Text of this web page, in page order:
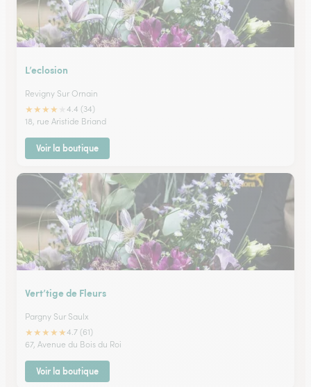
L’eclosion
Revigny Sur Ornain
★★★★
4.4 (34)
18, rue Aristide Briand
Voir la boutique
Vert’tige de Fleurs
Pargny Sur Saulx
★★★★★4.7 (61)
67, Avenue du Bois du Roi
Voir la boutique